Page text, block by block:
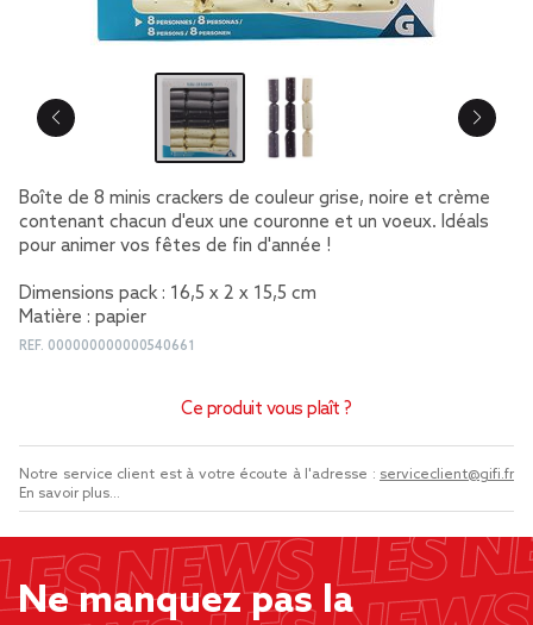
Boîte de 8 minis crackers de couleur grise, noire et crème
contenant chacun d'eux une couronne et un voeux. Idéals
pour animer vos fêtes de fin d'année !
Dimensions pack : 16,5 x 2 x 15,5 cm
Matière : papier
REF. 000000000000540661
Ce produit vous plaît ?
Notre service client est à votre écoute à l'adresse : serviceclient@gifi.fr
En savoir plus...
Ne manquez pas la